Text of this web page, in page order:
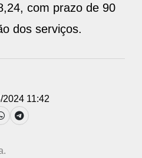
com prazo de 90
dos serviços.
11:42